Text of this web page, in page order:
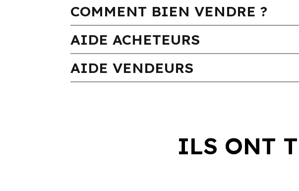
COMMENT BIEN VENDRE ?
AIDE ACHETEURS
AIDE VENDEURS
ILS ONT